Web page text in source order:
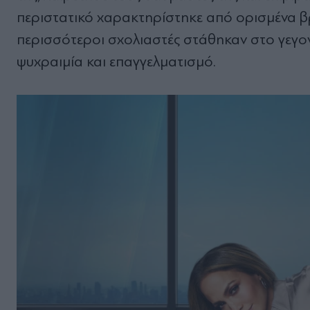
περιστατικό χαρακτηρίστηκε από
περισσότεροι σχολιαστές στάθηκαν στο
ψυχραιμία και επαγγελματισμό.